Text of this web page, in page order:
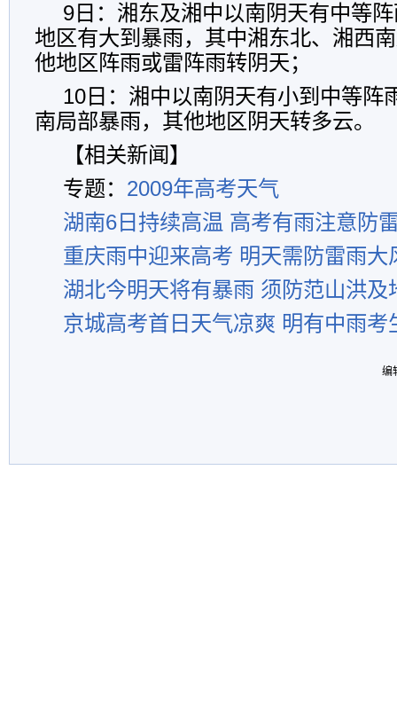
9日：湘东及湘中以南阴天有中等
地区有大到暴雨，其中湘东北、湘西
他地区阵雨或雷阵雨转阴天；
10日：湘中以南阴天有小到中等阵
南局部暴雨，其他地区阴天转多云。
【相关新闻】
专题： 2009年高考天气
湖南6日持续高温 高考有雨注意防
重庆雨中迎来高考 明天需防雷雨大
湖北今明天将有暴雨 须防范山洪及
京城高考首日天气凉爽 明有中雨考
编